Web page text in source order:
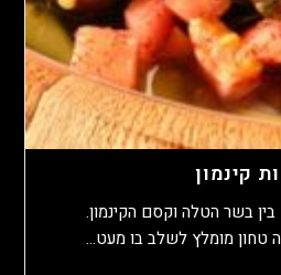
קינמון
בשר הטלה וקסם הקינמון.